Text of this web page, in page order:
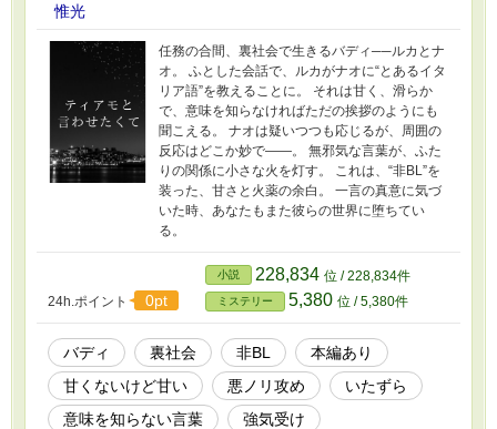
惟光
任務の合間、裏社会で生きるバディ──ルカとナ
オ。 ふとした会話で、ルカがナオに“とあるイタ
リア語”を教えることに。 それは甘く、滑らか
で、意味を知らなければただの挨拶のようにも
聞こえる。 ナオは疑いつつも応じるが、周囲の
反応はどこか妙で――。 無邪気な言葉が、ふた
りの関係に小さな火を灯す。 これは、“非BL”を
装った、甘さと火薬の余白。 一言の真意に気づ
いた時、あなたもまた彼らの世界に堕ちてい
る。
24h.ポイント 0pt
小説 228,834 位 / 228,834件
ミステリー 5,380 位 / 5,380件
バディ 裏社会 非BL
本編あり
甘くないけど甘い
悪ノリ攻め
いたずら
意味を知らない言葉
強気受け